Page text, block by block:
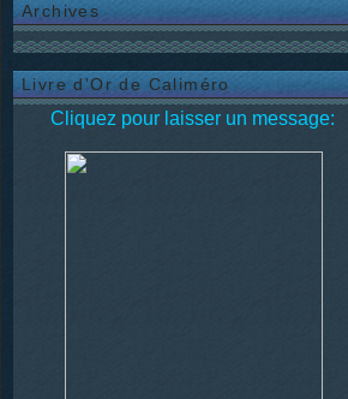
Archives
Livre d'Or de Caliméro
Cliquez pour laisser un message: